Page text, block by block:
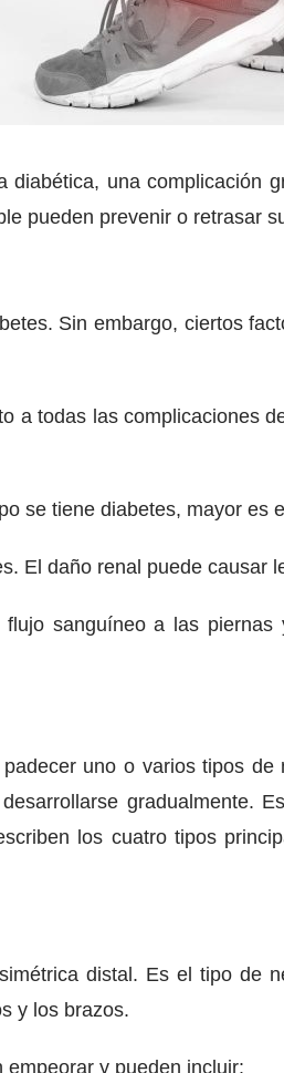
una complicación
pueden prevenir o retrasar
Sin embargo, ciertos
a todas las complicaciones
se tiene diabetes, mayor es
El daño renal puede causar
sanguíneo a las
uno o varios tipos
gradualmente.
los cuatro tipos
distal. Es el tipo de
y los brazos.
y pueden incluir: